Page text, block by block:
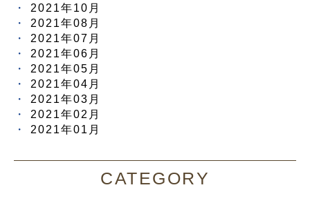
2021年10月
2021年08月
2021年07月
2021年06月
2021年05月
2021年04月
2021年03月
2021年02月
2021年01月
CATEGORY